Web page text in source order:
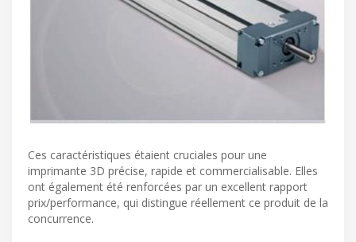
Ces caractéristiques étaient cruciales pour une
imprimante 3D précise, rapide et commercialisable. Elles
ont également été renforcées par un excellent rapport
prix/performance, qui distingue réellement ce produit de la
concurrence.